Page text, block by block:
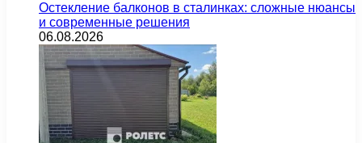
Остекление балконов в сталинках: сложные нюансы
и современные решения
06.08.2026